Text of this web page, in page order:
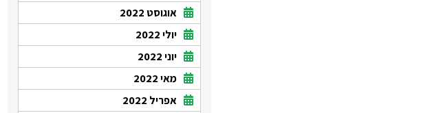
אוגוסט 2022
יולי 2022
יוני 2022
מאי 2022
אפריל 2022